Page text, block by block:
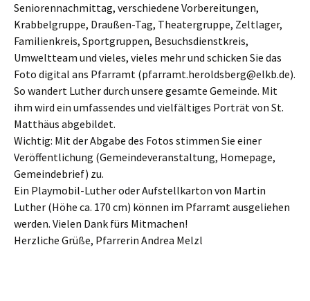
Seniorennachmittag, verschiedene Vorbereitungen,
Krabbelgruppe, Draußen-Tag, Theatergruppe, Zeltlager,
Familienkreis, Sportgruppen, Besuchsdienstkreis,
Umweltteam und vieles, vieles mehr und schicken Sie das
Foto digital ans Pfarramt (pfarramt.heroldsberg@elkb.de).
So wandert Luther durch unsere gesamte Gemeinde. Mit
ihm wird ein umfassendes und vielfältiges Porträt von St.
Matthäus abgebildet.
Wichtig: Mit der Abgabe des Fotos stimmen Sie einer
Veröffentlichung (Gemeindeveranstaltung, Homepage,
Gemeindebrief) zu.
Ein Playmobil-Luther oder Aufstellkarton von Martin
Luther (Höhe ca. 170 cm) können im Pfarramt ausgeliehen
werden. Vielen Dank fürs Mitmachen!
Herzliche Grüße, Pfarrerin Andrea Melzl